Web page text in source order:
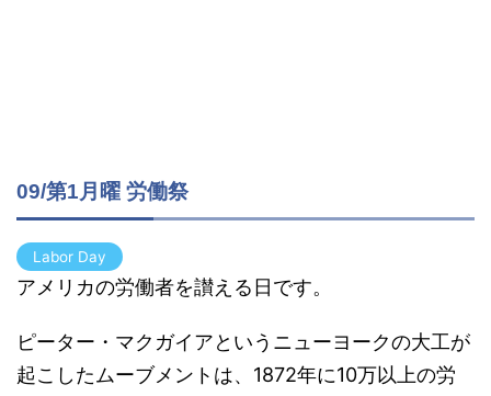
09/第1月曜 労働祭
Labor Day
アメリカの労働者を讃える日です。
ピーター・マクガイアというニューヨークの大工が
起こしたムーブメントは、1872年に10万以上の労